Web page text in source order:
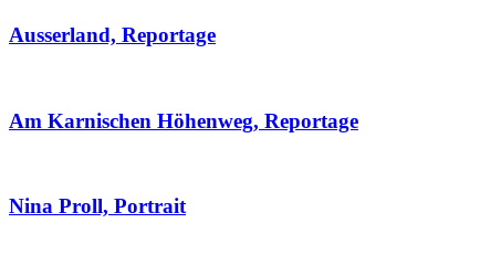
Ausserland, Reportage
Am Karnischen Höhenweg, Reportage
Nina Proll, Portrait